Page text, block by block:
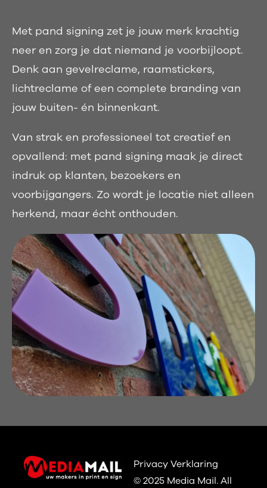
Met pand signing zet je jouw merk krachtig
neer en zorg je dat niemand je voorbijloopt.
Denk aan gevelreclame, raamstickers,
lichtreclame of een complete branding van
jouw buiten- én binnenkant.
Van strak en professioneel tot creatief en
opvallend: met pand signing maak je direct
indruk op klanten, bezoekers en
voorbijgangers. Zo wordt je locatie niet alleen
herkend, maar écht onthouden.
Privacy Verklaring
© 2025 Media Mail.All